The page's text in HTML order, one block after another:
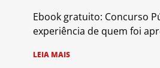
Ebook gratuito: Concurso
experiência de quem foi
LEIA MAIS